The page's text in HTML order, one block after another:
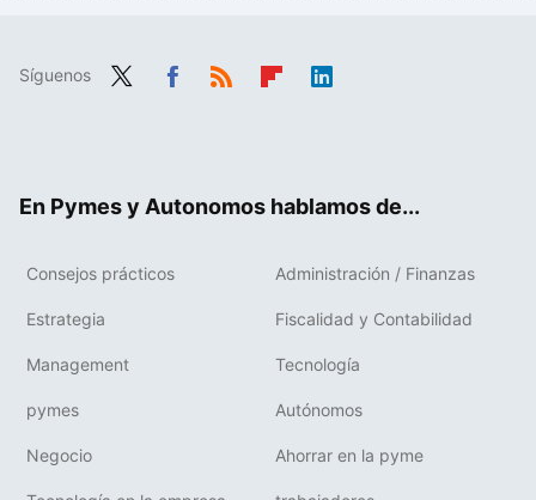
Síguenos
En Pymes y Autonomos hablamos de...
Consejos prácticos Administración / Finanzas
Estrategia Fiscalidad y Contabilidad
Management Tecnología
pymes Autónomos
Negocio Ahorrar en la pyme